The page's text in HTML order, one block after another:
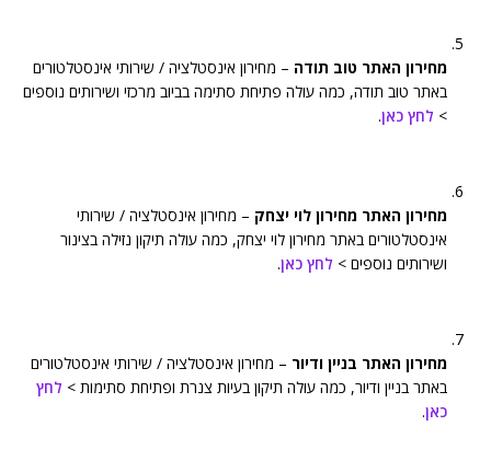
מחירון האתר טוב תודה – מחירון אינסטלציה / שירותי אינסטלטורים
באתר טוב תודה, כמה עולה פתיחת סתימה בביוב מרכזי ושירותים נוספים
> לחץ כאן.
מחירון האתר מחירון לוי יצחק – מחירון אינסטלציה / שירותי
אינסטלטורים באתר מחירון לוי יצחק, כמה עולה תיקון נזילה בצינור
ושירותים נוספים > לחץ כאן.
מחירון האתר בניין ודיור – מחירון אינסטלציה / שירותי אינסטלטורים
באתר בניין ודיור, כמה עולה תיקון בעיות צנרת ופתיחת סתימות > לחץ
כאן.